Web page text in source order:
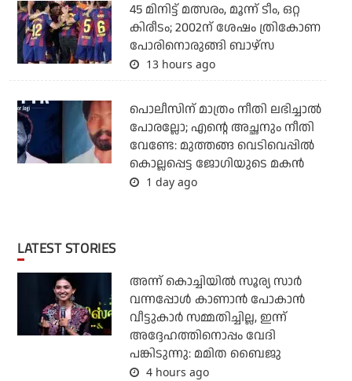
45 മിനിട്ട് മത്സരം, മൂന്ന് ടീം, ഒറ്റ
കിരീടം; 2002ന് ശേഷം ത്രികോണ
പോരിനൊരുങ്ങി ബാഴ്‌സ
13 hours ago
പൊലീസിന് മാത്രം നീതി ലഭിച്ചാല്‍
പോരല്ലോ; എന്റെ അച്ഛനും നീതി
വേണ്ടേ: മുത്തങ്ങ വെടിവെപ്പില്‍
കൊല്ലപ്പെട്ട ജോഗിയുടെ മകന്‍
1 day ago
LATEST STORIES
അന്ന് കൊച്ചിയില്‍ സൂര്യ സാര്‍
വന്നപ്പോള്‍ കാണാന്‍ പോകാന്‍
വീട്ടുകാര്‍ സമ്മതിച്ചില്ല, ഇന്ന്
അദ്ദേഹത്തിനൊപ്പം വേദി
പങ്കിടുന്നു: മമിത ബൈജു
4 hours ago